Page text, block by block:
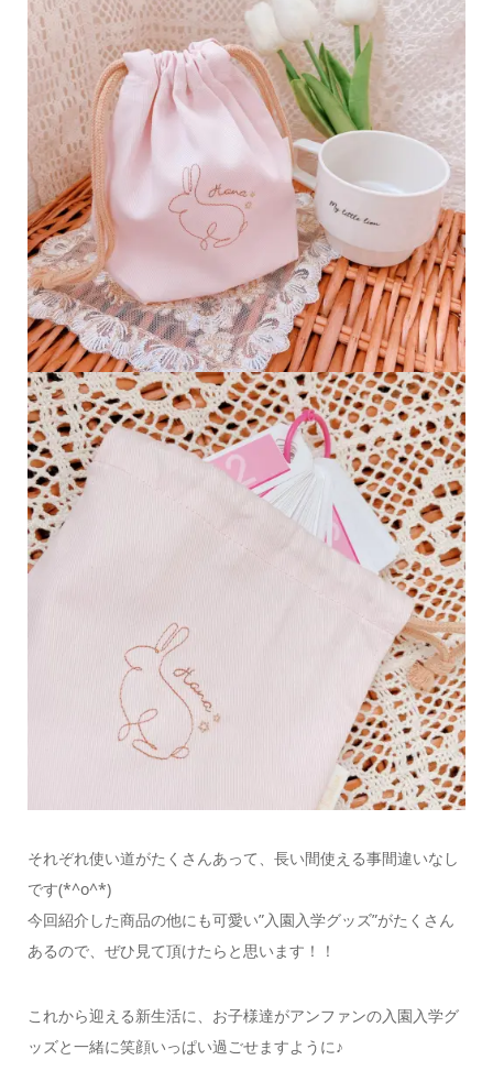
それぞれ使い道がたくさんあって、長い間使える事間違いなし
です(*^o^*)
今回紹介した商品の他にも可愛い”入園入学グッズ”がたくさん
あるので、ぜひ見て頂けたらと思います！！
これから迎える新生活に、お子様達がアンファンの入園入学グ
ッズと一緒に笑顔いっぱい過ごせますように♪